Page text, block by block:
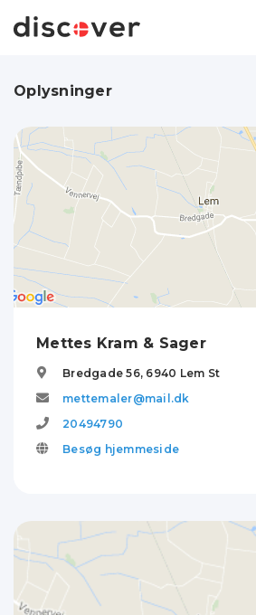
Oplysninger
Mettes Kram & Sager
Bredgade 56, 6940 Lem St
mettemaler@mail.dk
20494790
Besøg hjemmeside